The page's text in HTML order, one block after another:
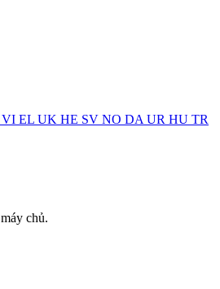
VI EL UK HE SV NO DA UR HU TR
chủ.